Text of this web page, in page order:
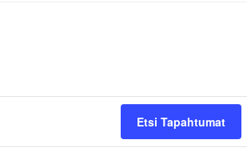
Etsi Tapahtumat